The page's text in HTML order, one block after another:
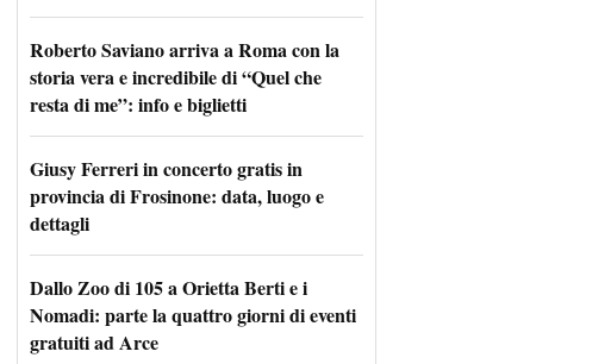
Roberto Saviano arriva a Roma con la
storia vera e incredibile di “Quel che
resta di me”: info e biglietti
Giusy Ferreri in concerto gratis in
provincia di Frosinone: data, luogo e
dettagli
Dallo Zoo di 105 a Orietta Berti e i
Nomadi: parte la quattro giorni di eventi
gratuiti ad Arce